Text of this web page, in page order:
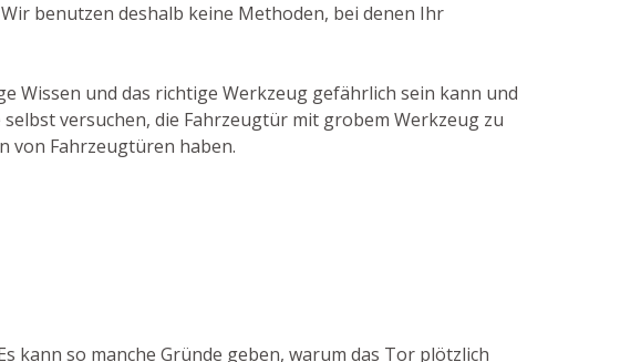
benutzen deshalb keine Methoden, bei denen Ihr
Wissen und das richtige Werkzeug gefährlich sein kann und
versuchen, die Fahrzeugtür mit grobem Werkzeug zu
von Fahrzeugtüren haben.
kann so manche Gründe geben, warum das Tor plötzlich